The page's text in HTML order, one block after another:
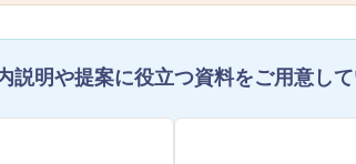
説明や提案に役立つ資料をご用意し